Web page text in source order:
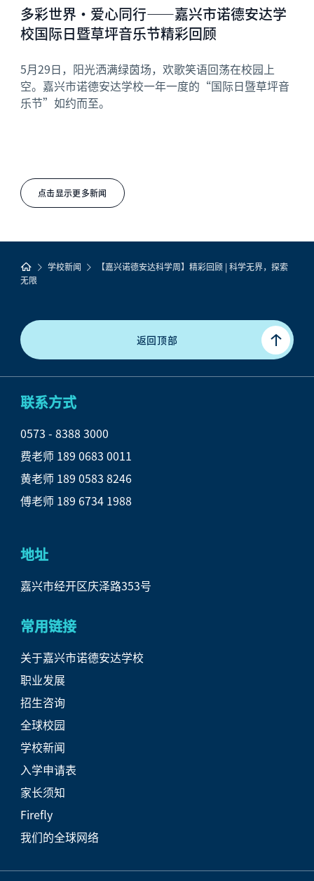
点击显示更多新闻
多彩世界·爱心同行——嘉兴市诺德安达学
校国际日暨草坪音乐节精彩回顾
5月29日，阳光洒满绿茵场，欢歌笑语回荡在校园上
空。嘉兴市诺德安达学校一年一度的“国际日暨草坪音
乐节”如约而至。
学校新闻
【嘉兴诺德安达科学周】精彩回顾 | 科学无界，探索
无限
返回顶部
联系方式
0573 - 8388 3000
费老师 189 0683 0011
黄老师 189 0583 8246
傅老师 189 6734 1988
地址
嘉兴市经开区庆泽路353号
常用链接
关于嘉兴市诺德安达学校
职业发展
招生咨询
全球校园
学校新闻
入学申请表
家长须知
Firefly
我们的全球网络